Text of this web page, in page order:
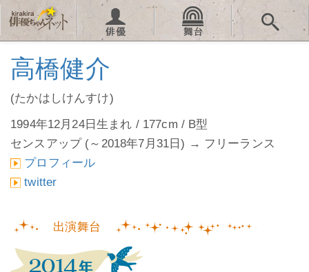
高橋健介
(たかはしけんすけ)
1994年12月24日生まれ / 177cm / B型
センスアップ (～2018年7月31日) → フリーランス
プロフィール
twitter
出演舞台